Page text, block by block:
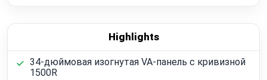
Highlights
34-дюймовая изогнутая VA-панель с кривизной
1500R